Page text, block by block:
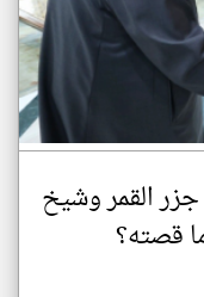
القمر وشيخ
قصته؟